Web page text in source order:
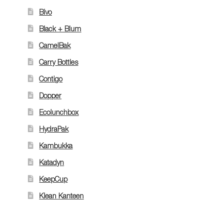
Bivo
Black + Blum
CamelBak
Carry Bottles
Contigo
Dopper
Ecolunchbox
HydraPak
Kambukka
Katadyn
KeepCup
Klean Kanteen